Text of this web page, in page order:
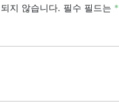
지 않습니다. 필수 필드는 *